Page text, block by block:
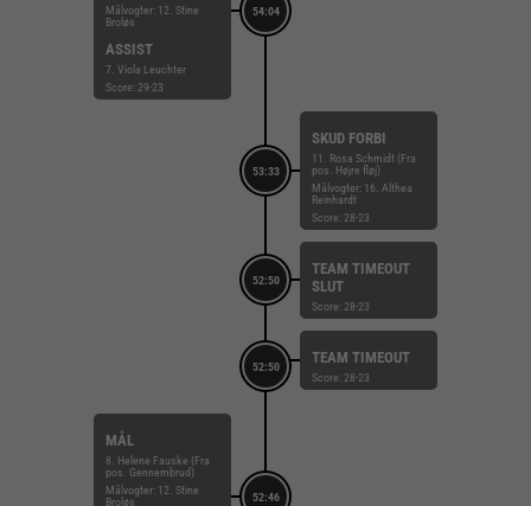
54:04
Målvogter: 12. Stine
Broløs
ASSIST
7. Viola Leuchter
Score: 29-23
53:33
SKUD FORBI
11. Rosa Schmidt (Fra
pos. Højre fløj)
Målvogter: 16. Althea
Reinhardt
Score: 28-23
52:50
TEAM TIMEOUT
SLUT
Score: 28-23
52:50
TEAM TIMEOUT
Score: 28-23
52:46
MÅL
8. Helene Fauske (Fra
pos. Gennembrud)
Målvogter: 12. Stine
Broløs